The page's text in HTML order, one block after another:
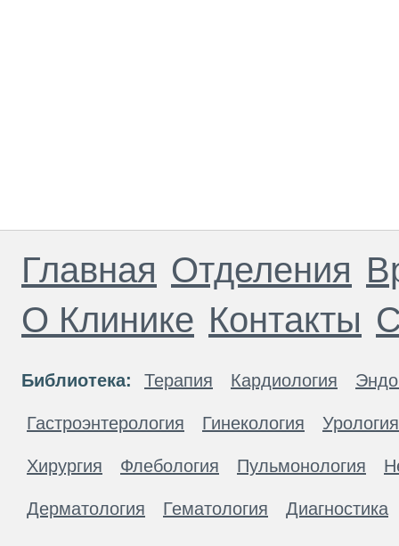
Главная Отделения
О Клинике Контакты
Библиотека: Терапия Кардиология
Гастроэнтерология Гинекология Урология
Хирургия Флебология Пульмонология
Дерматология Гематология Диагностика